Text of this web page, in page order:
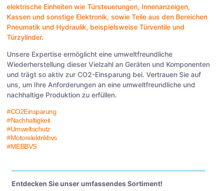
elektrische Einheiten wie Türsteuerungen, Innenanzeigen,
Kassen und sonstige Elektronik, sowie Teile aus den Bereichen
Pneumatik und Hydraulik, beispielsweise Türventile und
Türzylinder.
Unsere Expertise ermöglicht eine umweltfreundliche
Wiederherstellung dieser Vielzahl an Geräten und Komponenten
und trägt so aktiv zur CO2-Einsparung bei. Vertrauen Sie auf
uns, um Ihre Anforderungen an eine umweltfreundliche und
nachhaltige Produktion zu erfüllen.
#CO2Einsparung
#Nachhaltigkeit
#Umweltschutz
#Motorelektrikbvs
#MEBBVS
Entdecken Sie unser umfassendes Sortiment!